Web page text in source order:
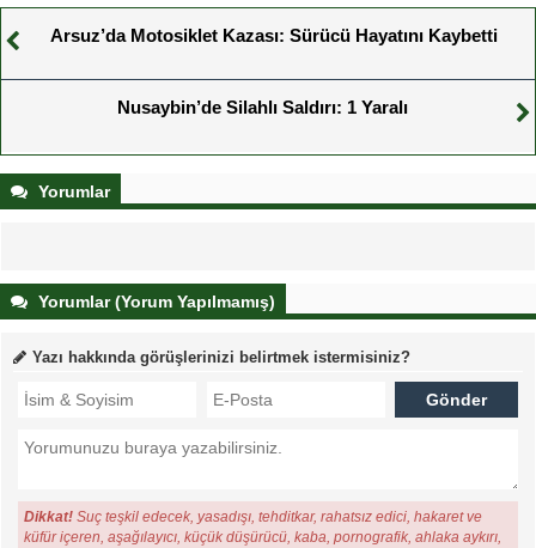
Arsuz’da Motosiklet Kazası: Sürücü Hayatını Kaybetti
Nusaybin’de Silahlı Saldırı: 1 Yaralı
Yorumlar
Yorumlar (Yorum Yapılmamış)
Yazı hakkında görüşlerinizi belirtmek istermisiniz?
Dikkat! Suç teşkil edecek, yasadışı, tehditkar, rahatsız edici, hakaret ve
küfür içeren, aşağılayıcı, küçük düşürücü, kaba, pornografik, ahlaka aykırı,